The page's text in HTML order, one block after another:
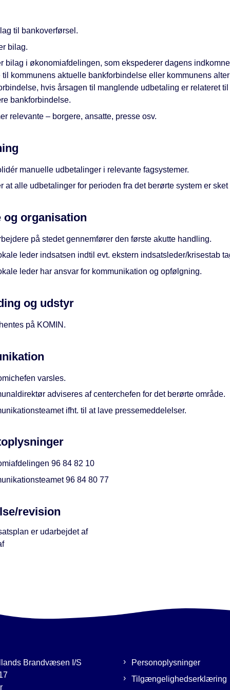
til bankoverførsel.
bilag.
bilag i økonomiafdelingen, som ekspederer dagens
til kommunens aktuelle bankforbindelse eller kommunens
hvis årsagen til manglende udbetaling er relateret
bankforbindelse.
relevante – borgere, ansatte, presse osv.
manuelle udbetalinger i relevante fagsystemer.
at alle udbetalinger for perioden fra det berørte system er sket
og organisation
på stedet gennemfører den første akutte handling.
leder indsatsen indtil evt. ekstern indsatsleder/krisestab
leder har ansvar for kommunikation og opfølgning.
og udstyr
på KOMIN.
varsles.
adviseres af centerchefen for det berørte område.
ifht. til at lave pressemeddelelser.
96 84 82 10
96 84 80 77
revision
er udarbejdet af
Brandvæsen I/S
Personoplysninger
Tilgængelighedserklæring